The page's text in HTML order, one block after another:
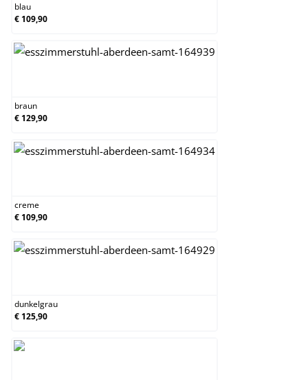
blau
€ 109,90
braun
€ 129,90
creme
€ 109,90
dunkelgrau
€ 125,90